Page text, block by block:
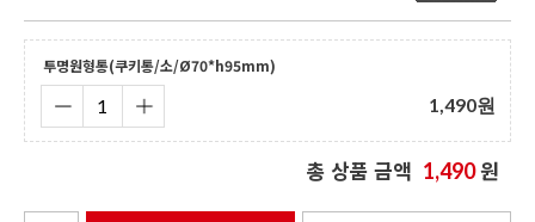
투명원형통(쿠키통/소/Ø70*h95mm)
1,490원
총 상품 금액 1,490원